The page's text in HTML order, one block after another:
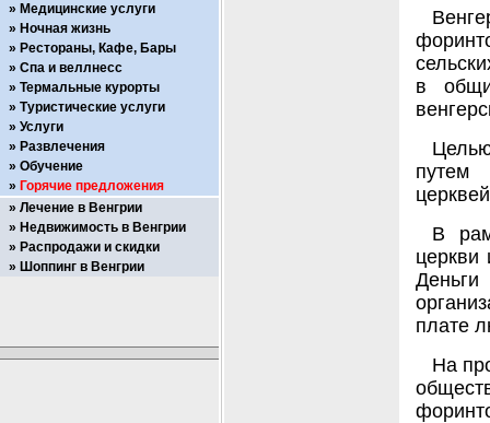
в
путем
В
плате
На
Медицинские услуги
Ночная жизнь
Рестораны, Кафе, Бары
Спа и веллнесс
Термальные курорты
Туристические услуги
Услуги
Развлечения
Обучение
Горячие предложения
Лечение в Венгрии
Недвижимость в Венгрии
Распродажи и скидки
Шоппинг в Венгрии